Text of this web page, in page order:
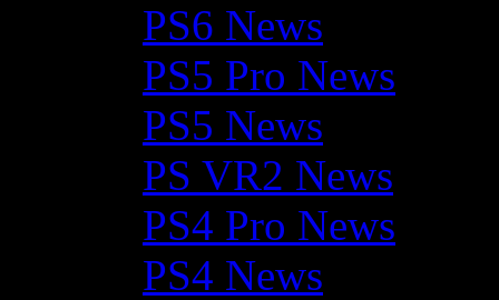
PS6 News
PS5 Pro News
PS5 News
PS VR2 News
PS4 Pro News
PS4 News